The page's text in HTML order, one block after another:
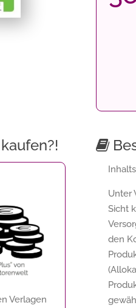
Verlagen
Unter
Sicht
den